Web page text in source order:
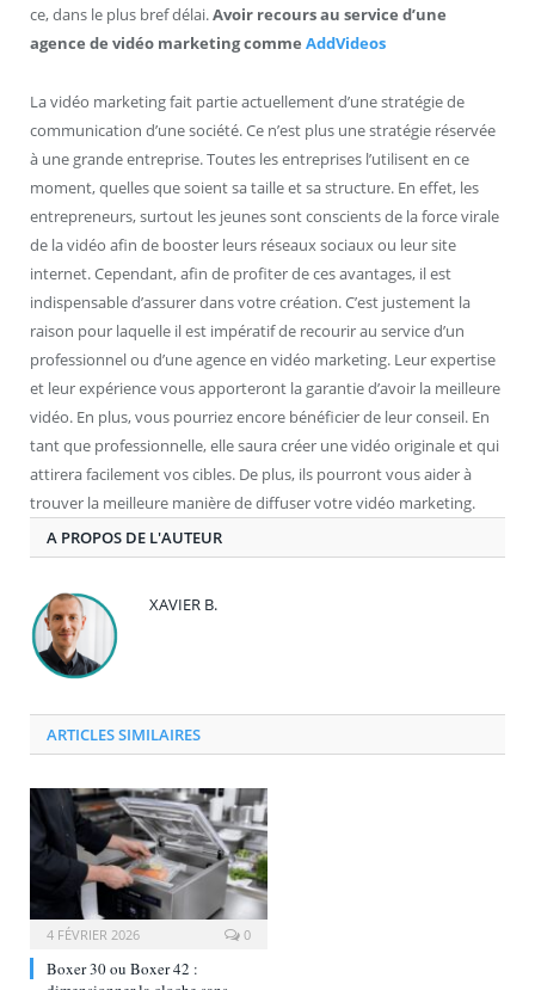
ce, dans le plus bref délai.Avoir recours au service d’une
agence de vidéo marketing comme AddVideos
La vidéo marketing fait partie actuellement d’une stratégie de
communication d’une société. Ce n’est plus une stratégie réservée
à une grande entreprise. Toutes les entreprises l’utilisent en ce
moment, quelles que soient sa taille et sa structure. En effet, les
entrepreneurs, surtout les jeunes sont conscients de la force virale
de la vidéo afin de booster leurs réseaux sociaux ou leur site
internet. Cependant, afin de profiter de ces avantages, il est
indispensable d’assurer dans votre création. C’est justement la
raison pour laquelle il est impératif de recourir au service d’un
professionnel ou d’une agence en vidéo marketing. Leur expertise
et leur expérience vous apporteront la garantie d’avoir la meilleure
vidéo. En plus, vous pourriez encore bénéficier de leur conseil. En
tant que professionnelle, elle saura créer une vidéo originale et qui
attirera facilement vos cibles. De plus, ils pourront vous aider à
trouver la meilleure manière de diffuser votre vidéo marketing.
A PROPOS DE L'AUTEUR
XAVIER B.
ARTICLES SIMILAIRES
4 FÉVRIER 2026 0
Boxer 30 ou Boxer 42 :